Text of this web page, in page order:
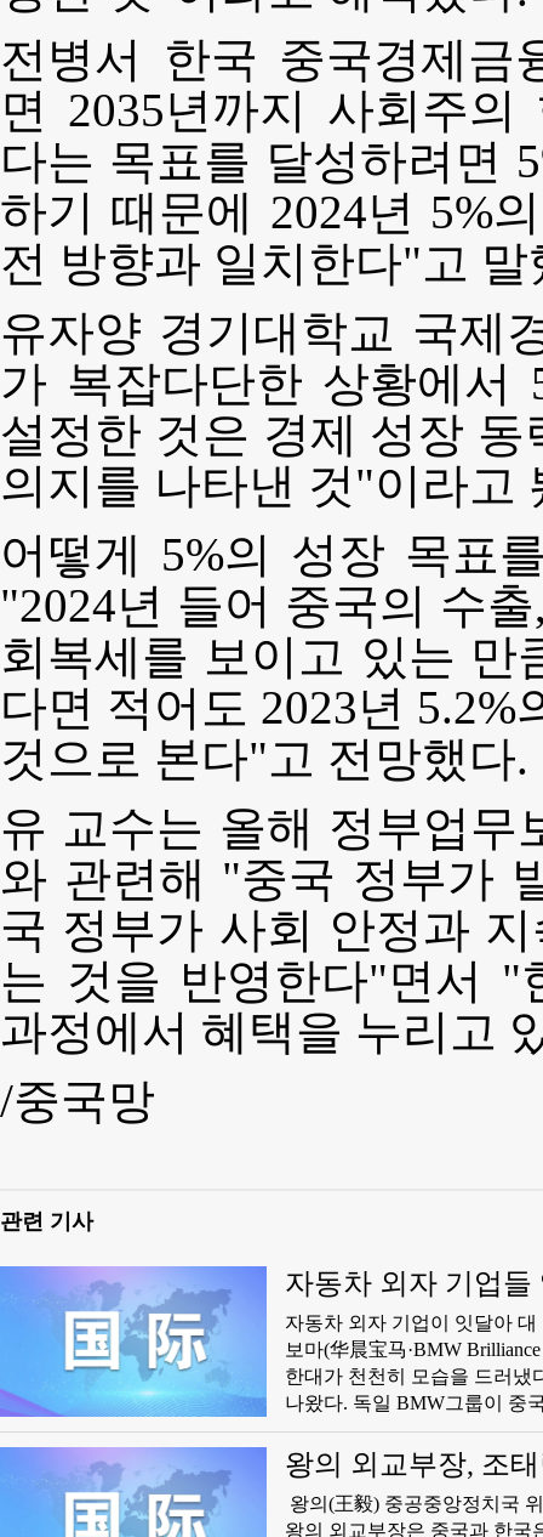
전병서 한국 중국경제금
면 2035년까지 사회주
다는 목표를 달성하려면
하기 때문에 2024년 5%
전 방향과 일치한다"고 말
유자양 경기대학교 국제
가 복잡다단한 상황에서
설정한 것은 경제 성장
의지를 나타낸 것"이라고
어떻게 5%의 성장 목표
"2024년 들어 중국의 수
회복세를 보이고 있는 만
다면 적어도 2023년
것으로 본다"고 전망했다.
유 교수는 올해 정부업무
와 관련해 "중국 정부가
국 정부가 사회 안정과
는 것을 반영한다"면서 "
과정에서 혜택을 누리고
/중국망
관련 기사
자동차 외자 기업
자동차 외자 기업이 잇달아 대 중국 투자를 확대하
보마(华晨宝马·BMW
한대가 천천히 모습을 드러냈
나왔다. 독일 BMW그룹이 중국시장에 진출한 지 30년 만에 화천 BMW는 완성차 600만대를 생산했다.
얼마 전 BMW그룹은 심양 생
에는 심양에서 디지털·전동화를
국의 움직임에 따라 미래 세
왕의 외교부장, 조
왕의 외교부장은 중국과 한국